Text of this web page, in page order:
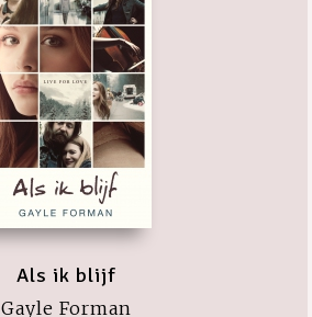
Als ik blijf
Gayle Forman